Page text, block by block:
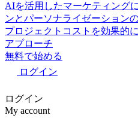
AIを活用したマーケティング
ンとパーソナライゼーション
プロジェクトコストを効果的
アプローチ
無料で始める
ログイン
ログイン
My account